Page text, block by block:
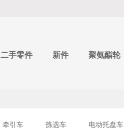
二手零件 新件 聚氨酯轮
牵引车 拣选车 电动托盘车